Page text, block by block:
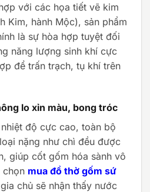
với các họa tiết vẽ kim
Kim, hành Mộc), sản phẩm
là sự hòa hợp tuyệt đối
năng lượng sinh khí cực
để trấn trạch, tụ khí trên
lo xỉn màu, bong tróc
độ cực cao, toàn bộ
nặng như chì đều được
giúp cốt gốm hóa sành vô
chọn mua đồ thờ gốm sứ
chủ sẽ nhận thấy nước